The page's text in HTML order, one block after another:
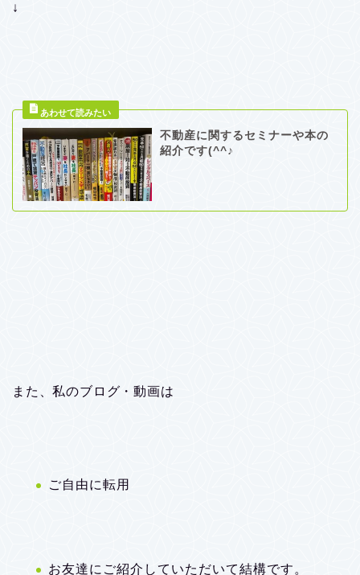
↓
不動産に関するセミナーや本の
紹介です(^^♪
また、私のブログ・動画は
ご自由に転用
お友達にご紹介していただいて結構です。